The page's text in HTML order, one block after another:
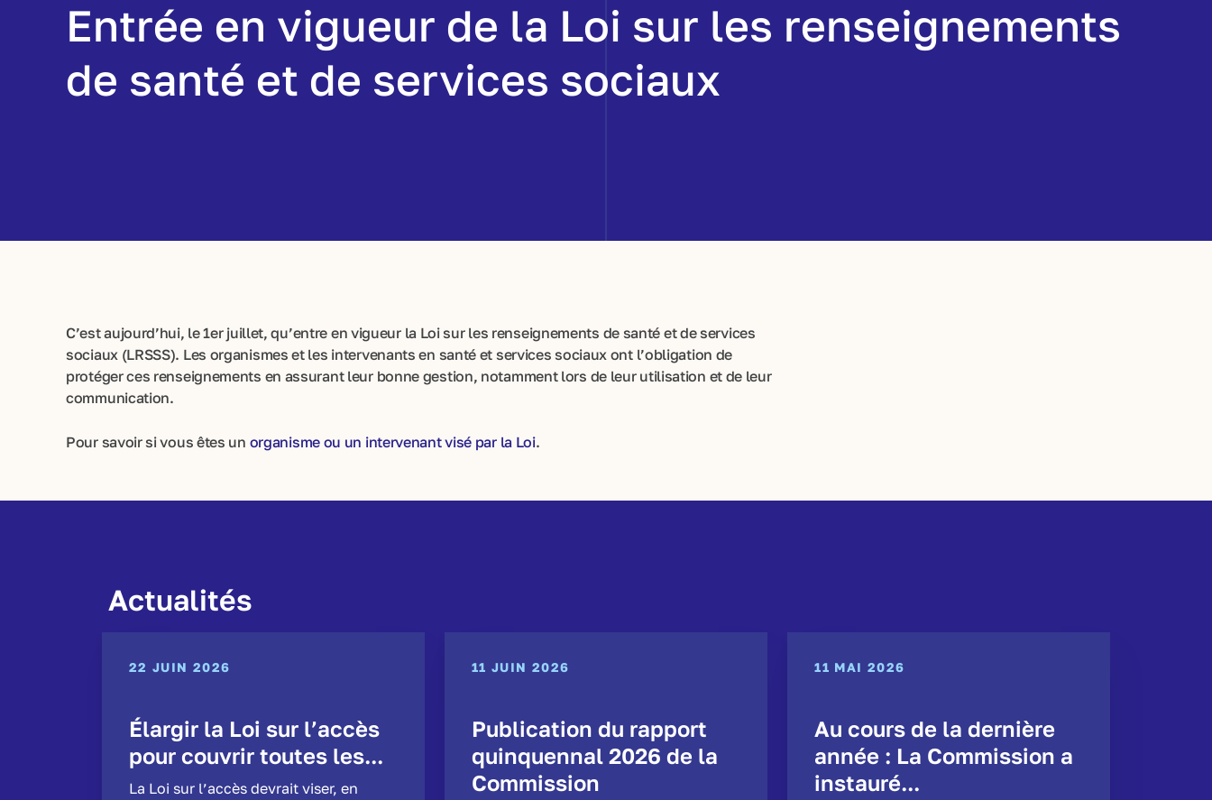
Entrée en vigueur de la Loi sur les renseignements
de santé et de services sociaux
C’est aujourd’hui, le 1er juillet, qu’entre en vigueur la Loi sur les renseignements de santé et de services
sociaux (LRSSS). Les organismes et les intervenants en santé et services sociaux ont l’obligation de
protéger ces renseignements en assurant leur bonne gestion, notamment lors de leur utilisation et de leur
communication.
Pour savoir si vous êtes un organisme ou un intervenant visé par la Loi.
Actualités
22 JUIN 2026
Élargir la Loi sur l’accès
pour couvrir toutes les...
La Loi sur l’accès devrait viser, en
11 JUIN 2026
Publication du rapport
quinquennal 2026 de la
Commission
11 MAI 2026
Au cours de la dernière
année : La Commission a
instauré...